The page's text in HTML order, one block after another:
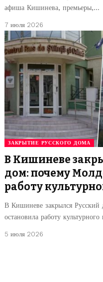
афиша Кишинева, премьеры,…
7 июля 2026
ЗАКРЫТИЕ РУССКОГО ДОМА
В Кишиневе
дом: почему
работу
В Кишиневе закрылся
остановила работу
5 июля 2026